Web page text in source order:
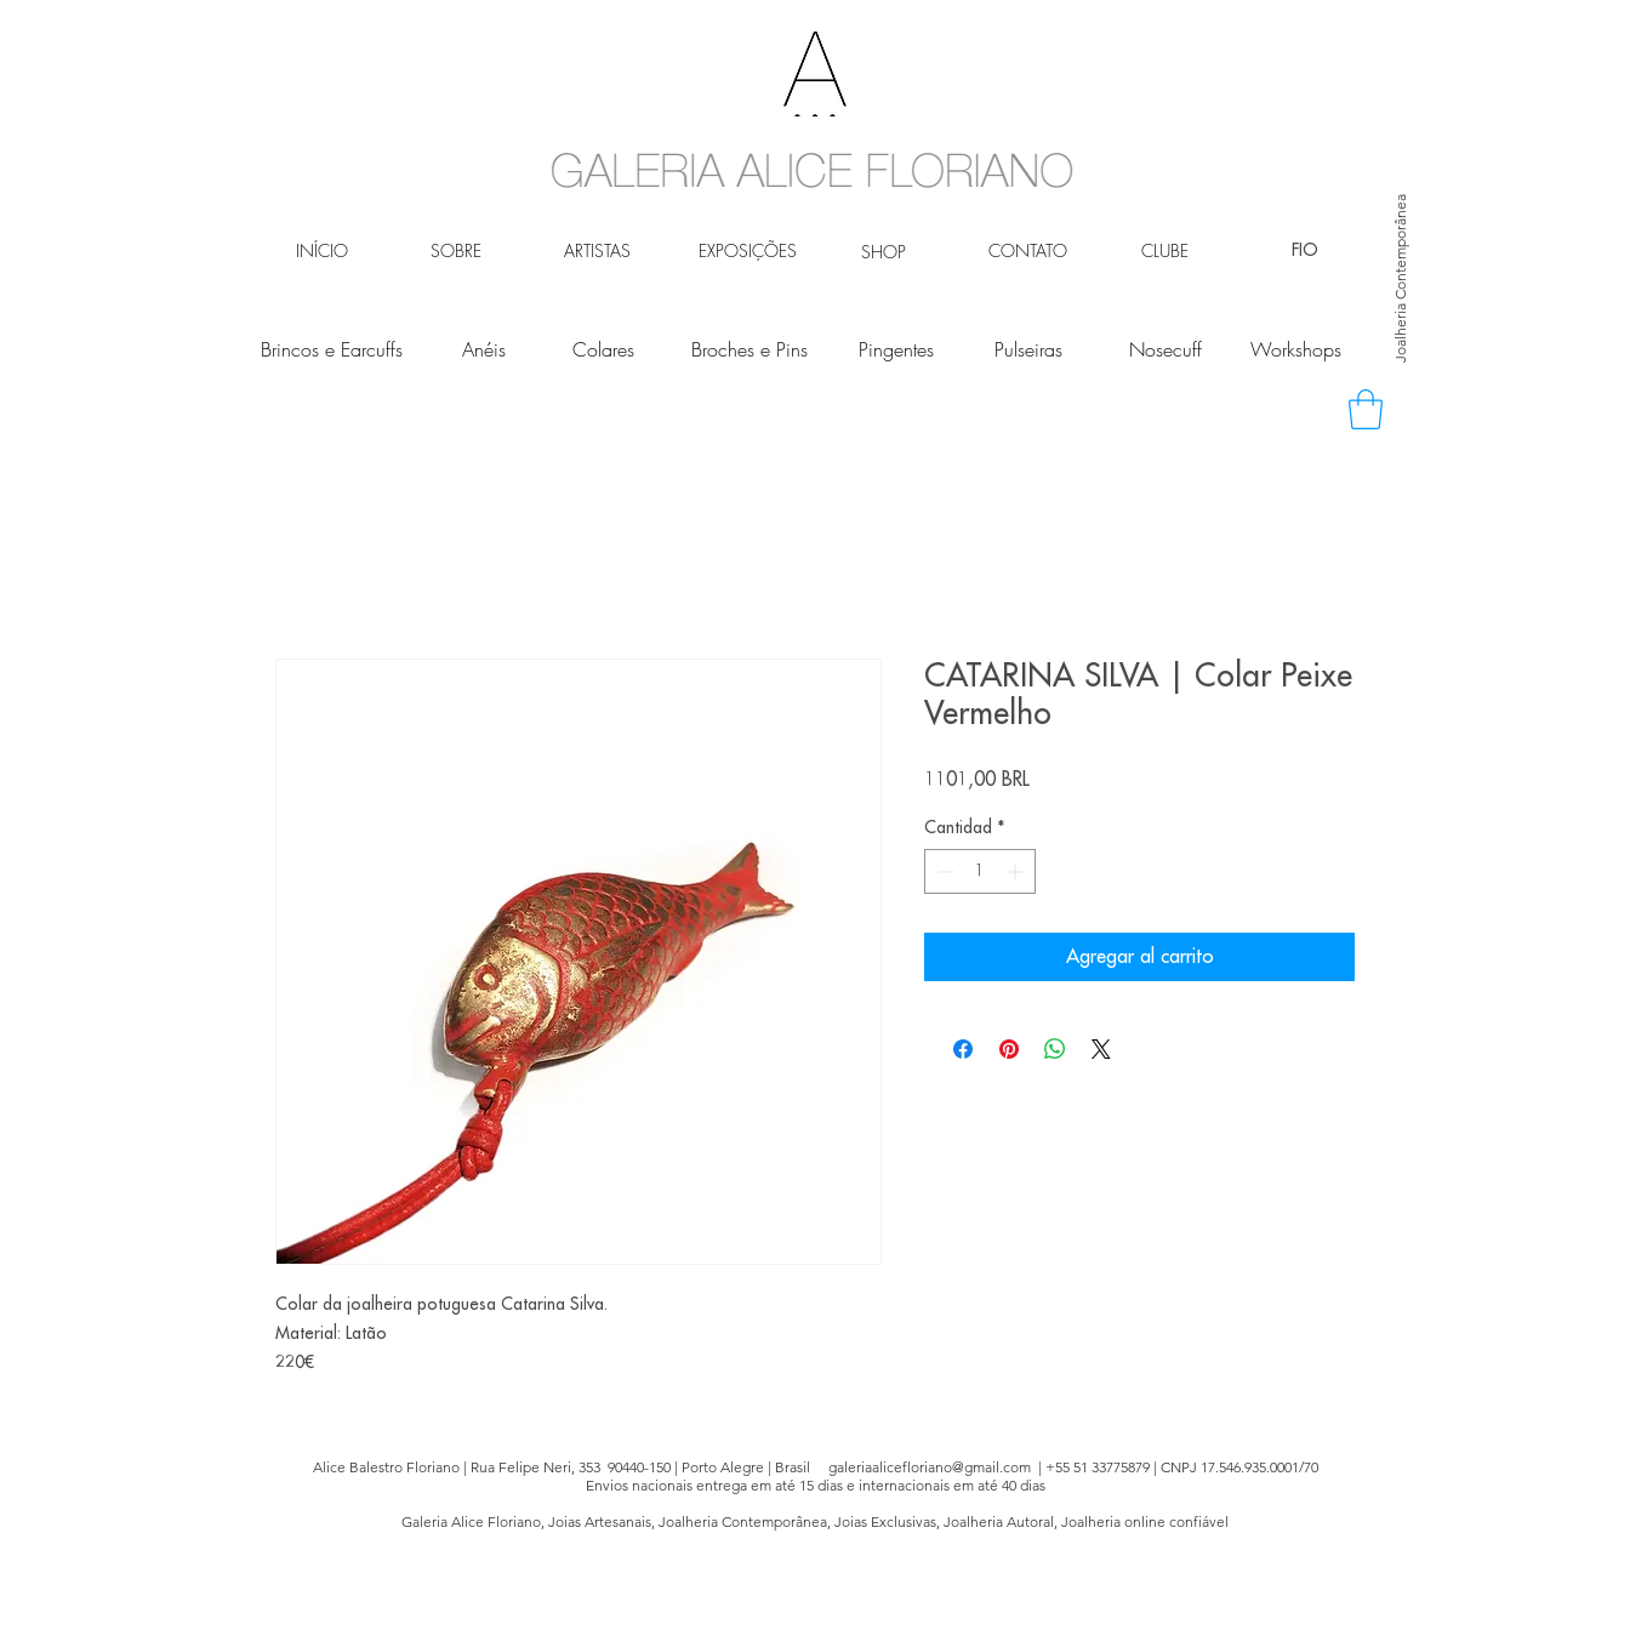
INÍCIO SOBRE ARTISTAS EXPOSIÇÕES SHOP CONTATO CLUBE Joalheria Contemporânea
FIO
Brincos e Earcuffs Anéis Colares Broches e Pins Pingentes Pulseiras Nosecuff Workshops
Colar da joalheira potuguesa Catarina Silva.
Material: Latão
220€
CATARINA SILVA | Colar Peixe
Vermelho
1101,00 BRLPrecio
Cantidad *
Agregar al carrito
Alice Balestro Floriano | Rua Felipe Neri, 353 90440-150 | Porto Alegre | Brasil galeriaalicefloriano@gmail.com| +55 51 33775879 | CNPJ 17.546.935.0001/70
Envios nacionais entrega em até 15 dias e internacionais em até 40 dias
Galeria Alice Floriano, Joias Artesanais, Joalheria Contemporânea, Joias Exclusivas, Joalheria Autoral, Joalheria online confiável